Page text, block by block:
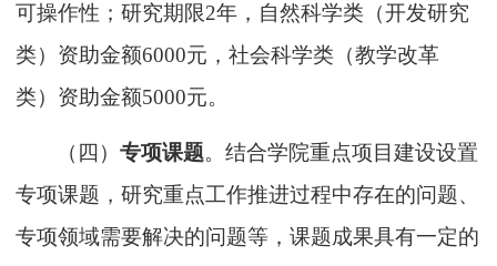
可操作性 ；研究期限2年，自然科学类 （开发研究
类） 资助金额6000元，社会科学类 （教学改革
类） 资助金额5000元。
（ 四 ）专项课题。结合学院重点项目建设设置
专项课题，研究重点工作推进过程中存在的问题、
专项领域需要解决的问题等 ，课题成果具有一定的